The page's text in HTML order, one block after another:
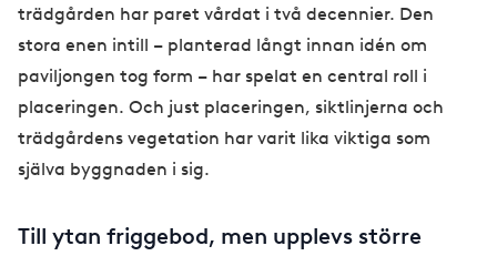
trädgården har paret vårdat i två decennier. Den
stora enen intill – planterad långt innan idén om
paviljongen tog form – har spelat en central roll i
placeringen. Och just placeringen, siktlinjerna och
trädgårdens vegetation har varit lika viktiga som
själva byggnaden i sig.
Till ytan friggebod, men upplevs större